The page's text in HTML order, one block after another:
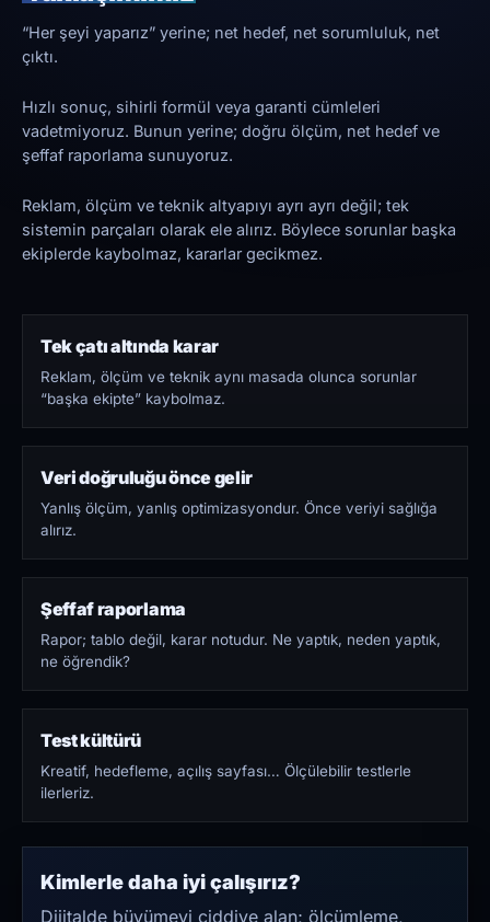
“Her şeyi yaparız” yerine; net hedef, net sorumluluk, net
çıktı.
Hızlı sonuç, sihirli formül veya garanti cümleleri
vadetmiyoruz. Bunun yerine; doğru ölçüm, net hedef ve
şeffaf raporlama sunuyoruz.
Reklam, ölçüm ve teknik altyapıyı ayrı ayrı değil; tek
sistemin parçaları olarak ele alırız. Böylece sorunlar başka
ekiplerde kaybolmaz, kararlar gecikmez.
Tek çatı altında karar
Reklam, ölçüm ve teknik aynı masada olunca sorunlar
“başka ekipte” kaybolmaz.
Veri doğruluğu önce gelir
Yanlış ölçüm, yanlış optimizasyondur. Önce veriyi sağlığa
alırız.
Şeffaf raporlama
Rapor; tablo değil, karar notudur. Ne yaptık, neden yaptık,
ne öğrendik?
Test kültürü
Kreatif, hedefleme, açılış sayfası… Ölçülebilir testlerle
ilerleriz.
Kimlerle daha iyi çalışırız?
Dijitalde büyümeyi ciddiye alan; ölçümleme,